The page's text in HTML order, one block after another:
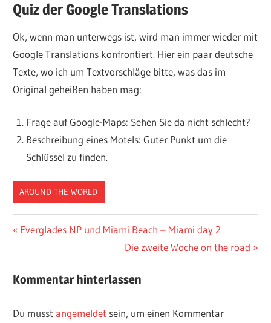
Quiz der Google Translations
Ok, wenn man unterwegs ist, wird man immer wieder mit
Google Translations konfrontiert. Hier ein paar deutsche
Texte, wo ich um Textvorschläge bitte, was das im
Original geheißen haben mag:
Frage auf Google-Maps: Sehen Sie da nicht schlecht?
Beschreibung eines Motels: Guter Punkt um die
Schlüssel zu finden.
AROUND THE WORLD
Beitragsnavigation
Vorheriger
Everglades NP und Miami Beach – Miami day 2
Nächster
Die zweite Woche on the road
Kommentar hinterlassen
Du musstangemeldet sein, um einen Kommentar